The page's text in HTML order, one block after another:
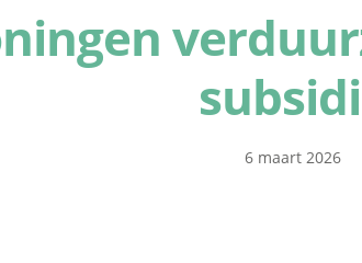
6 maart 2026